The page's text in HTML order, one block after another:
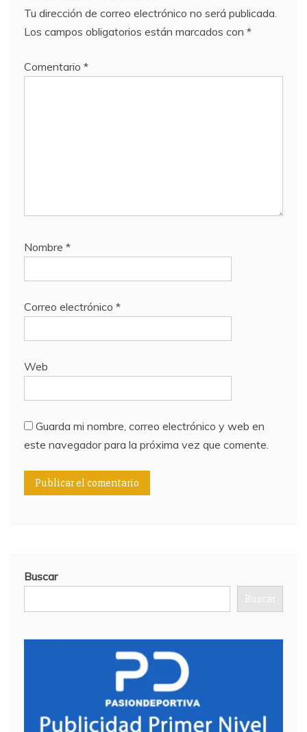
Tu dirección de correo electrónico no será publicada.
Los campos obligatorios están marcados con *
Comentario *
Nombre *
Correo electrónico *
Web
Guarda mi nombre, correo electrónico y web en
este navegador para la próxima vez que comente.
Buscar
Buscar